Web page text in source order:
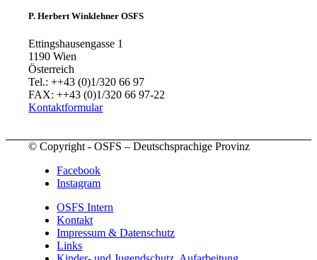
P. Herbert Winklehner OSFS
Ettingshausengasse 1
1190 Wien
Österreich
Tel.: ++43 (0)1/320 66 97
FAX: ++43 (0)1/320 66 97-22
Kontaktformular
© Copyright - OSFS – Deutschsprachige Provinz
Facebook
Instagram
OSFS Intern
Kontakt
Impressum & Datenschutz
Links